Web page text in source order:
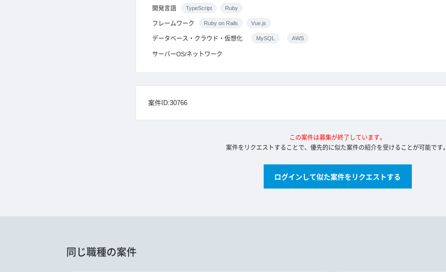
開発言語 TypeScript Ruby
フレームワーク Ruby on Rails Vue.js
データベース・クラウド・仮想化 MySQL AWS
サーバーOS/ネットワーク
案件ID:30766
この案件は募集が終了しています。
案件をリクエストすることで、優先的に似た案件の紹介を受けることが可能です。
ログインして似た案件をリクエストする
同じ職種の案件